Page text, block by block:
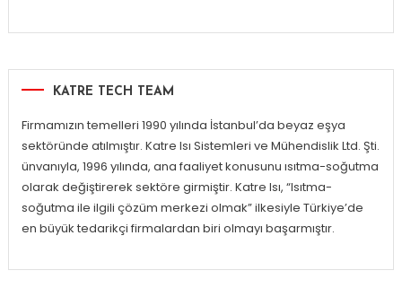
KATRE TECH TEAM
Firmamızın temelleri 1990 yılında İstanbul’da beyaz eşya
sektöründe atılmıştır. Katre Isı Sistemleri ve Mühendislik Ltd. Şti.
ünvanıyla, 1996 yılında, ana faaliyet konusunu ısıtma-soğutma
olarak değiştirerek sektöre girmiştir. Katre Isı, “Isıtma-
soğutma ile ilgili çözüm merkezi olmak” ilkesiyle Türkiye’de
en büyük tedarikçi firmalardan biri olmayı başarmıştır.